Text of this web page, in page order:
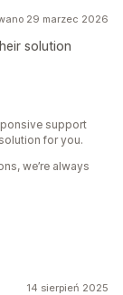
29 marzec 2026
solution
support
for you.
we’re always
14 sierpień 2025